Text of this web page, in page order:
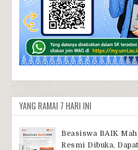
YANG RAMAI 7 HARI INI
Beasiswa BAIK
Resmi Dibuka,